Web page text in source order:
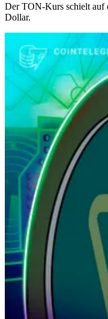
Der TON-Kurs schielt auf
Dollar.